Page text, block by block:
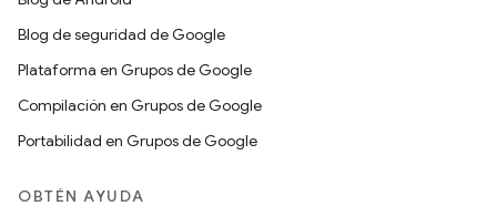
Blog de seguridad de Google
Plataforma en Grupos de Google
Compilación en Grupos de Google
Portabilidad en Grupos de Google
OBTÉN AYUDA